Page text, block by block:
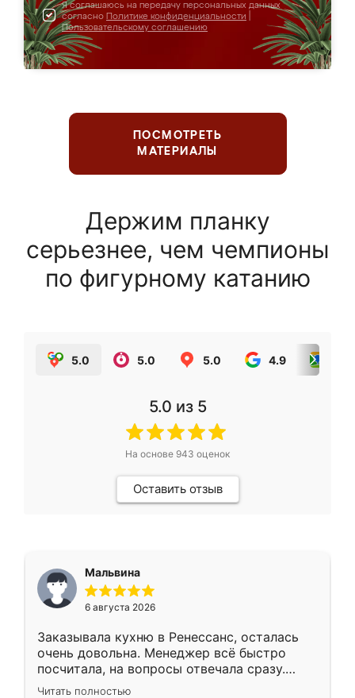
Я соглашаюсь на передачу персональных данных
согласно Политике конфиденциальности
Пользовательскому соглашению
ПОСМОТРЕТЬ
МАТЕРИАЛЫ
Держим планку
серьезнее, чем чемпионы
по фигурному катанию
5.0 5.0 5.0 4.9
5.0 из 5
На основе 943 оценок
Оставить отзыв
Мальвина
6 августа 2026
Заказывала кухню в Ренессанс, осталась
очень довольна. Менеджер всё быстро
посчитала, на вопросы отвечала сразу.
Замерщик приехал в субботу, подошёл к
Читать полностью